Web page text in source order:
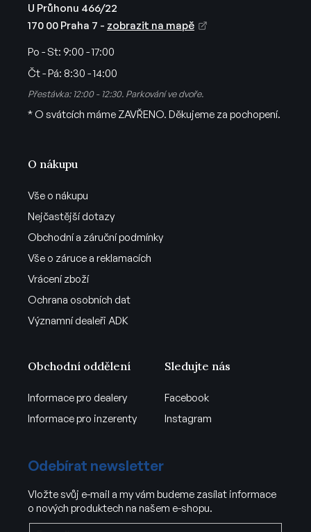
O nákupu
Vše o nákupu
Nejčastější dotazy
Obchodní a záruční podmínky
Vše o záruce a reklamacích
Vrácení zboží
Ochrana osobních dat
Významní dealeři ADK
U Průhonu 466/22
170 00 Praha 7 - zobrazit na mapě
Po - St: 9:00 - 17:00
Čt - Pá: 8:30 - 14:00
Přestávka: 12:00 - 12:30. Parkování ve dvoře.
* O svátcích máme ZAVŘENO. Děkujeme za pochopení.
Obchodní oddělení
Informace pro dealery
Informace pro inzerenty
Sledujte nás
Facebook
Instagram
Odebírat newsletter
Vložte svůj e-mail a my vám budeme zasílat informace
o nových produktech na našem e-shopu.